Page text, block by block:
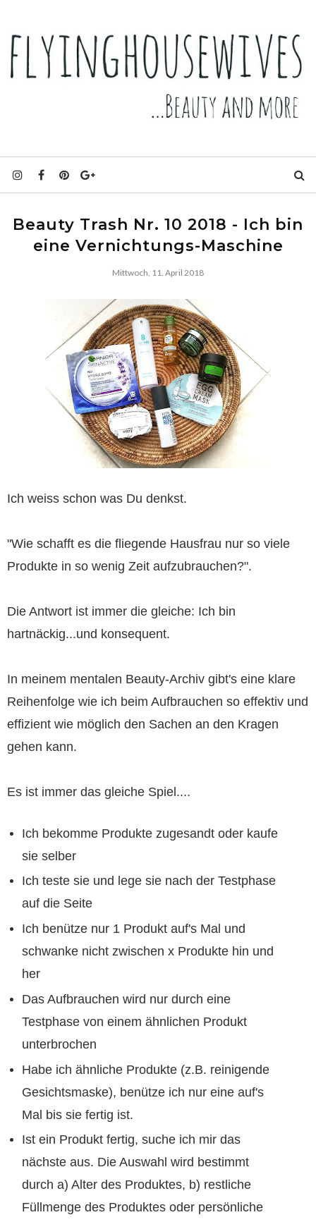
Beauty Trash Nr. 10 2018 - Ich bin
eine Vernichtungs-Maschine
Mittwoch, 11. April 2018
Ich weiss schon was Du denkst.
"Wie schafft es die fliegende Hausfrau nur so viele
Produkte in so wenig Zeit aufzubrauchen?".
Die Antwort ist immer die gleiche: Ich bin
hartnäckig...und konsequent.
In meinem mentalen Beauty-Archiv gibt's eine klare
Reihenfolge wie ich beim Aufbrauchen so effektiv und
effizient wie möglich den Sachen an den Kragen
gehen kann.
Es ist immer das gleiche Spiel....
Ich bekomme Produkte zugesandt oder kaufe
sie selber
Ich teste sie und lege sie nach der Testphase
auf die Seite
Ich benütze nur 1 Produkt auf's Mal und
schwanke nicht zwischen x Produkte hin und
her
Das Aufbrauchen wird nur durch eine
Testphase von einem ähnlichen Produkt
unterbrochen
Habe ich ähnliche Produkte (z.B. reinigende
Gesichtsmaske), benütze ich nur eine auf's
Mal bis sie fertig ist.
Ist ein Produkt fertig, suche ich mir das
nächste aus. Die Auswahl wird bestimmt
durch a) Alter des Produktes, b) restliche
Füllmenge des Produktes oder persönliche